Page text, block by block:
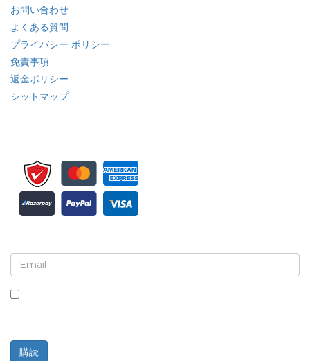
お問い合わせ
よくある質問
プライバシー ポリシー
免責事項
返金ポリシー
シットマップ
購読